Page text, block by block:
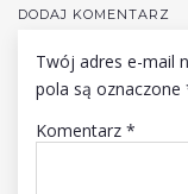
DODAJ KOMENTARZ
Twój adres e-mail
pola są oznaczone
Komentarz *